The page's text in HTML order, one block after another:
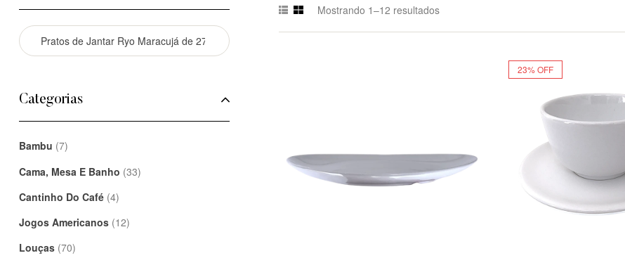
Mostrando 1–12 resultados
23% OFF
Categorias
Bambu (7)
Cama, Mesa E Banho (33)
Cantinho Do Café (4)
Jogos Americanos (12)
Louças (70)